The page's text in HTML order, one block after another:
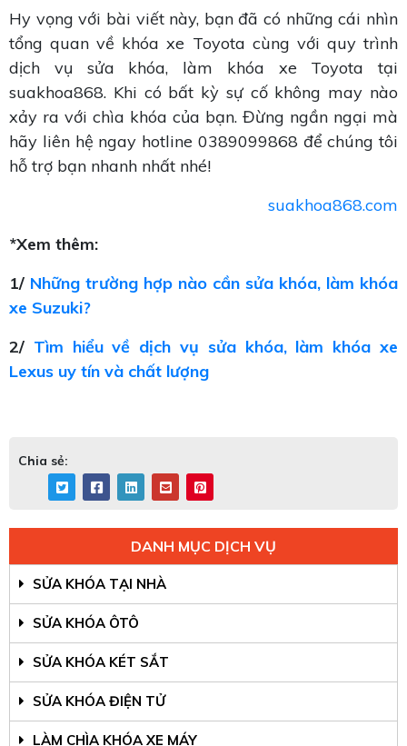
Hy vọng với bài viết này, bạn đã có những cái nhìn
tổng quan về khóa xe Toyota cùng với quy trình
dịch vụ sửa khóa, làm khóa xe Toyota tại
suakhoa868. Khi có bất kỳ sự cố không may nào
xảy ra với chìa khóa của bạn. Đừng ngần ngại mà
hãy liên hệ ngay hotline 0389099868 để chúng tôi
hỗ trợ bạn nhanh nhất nhé!
suakhoa868.com
*Xem thêm:
1/ Những trường hợp nào cần sửa khóa, làm khóa
xe Suzuki?
2/ Tìm hiểu về dịch vụ sửa khóa, làm khóa xe
Lexus uy tín và chất lượng
Chia sẻ:
DANH MỤC DỊCH VỤ
SỬA KHÓA TẠI NHÀ
SỬA KHÓA ÔTÔ
SỬA KHÓA KÉT SẮT
SỬA KHÓA ĐIỆN TỬ
LÀM CHÌA KHÓA XE MÁY